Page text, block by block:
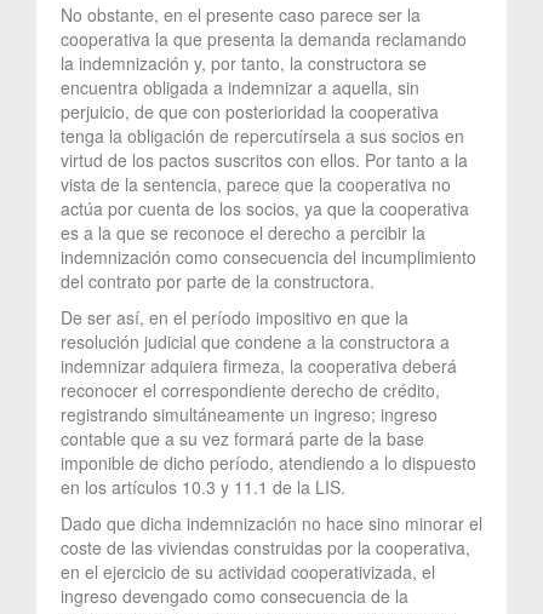
No obstante, en el presente caso parece ser la
cooperativa la que presenta la demanda reclamando
la indemnización y, por tanto, la constructora se
encuentra obligada a indemnizar a aquella, sin
perjuicio, de que con posterioridad la cooperativa
tenga la obligación de repercutírsela a sus socios en
virtud de los pactos suscritos con ellos. Por tanto a la
vista de la sentencia, parece que la cooperativa no
actúa por cuenta de los socios, ya que la cooperativa
es a la que se reconoce el derecho a percibir la
indemnización como consecuencia del incumplimiento
del contrato por parte de la constructora.
De ser así, en el período impositivo en que la
resolución judicial que condene a la constructora a
indemnizar adquiera firmeza, la cooperativa deberá
reconocer el correspondiente derecho de crédito,
registrando simultáneamente un ingreso; ingreso
contable que a su vez formará parte de la base
imponible de dicho período, atendiendo a lo dispuesto
en los artículos 10.3 y 11.1 de la LIS.
Dado que dicha indemnización no hace sino minorar el
coste de las viviendas construidas por la cooperativa,
en el ejercicio de su actividad cooperativizada, el
ingreso devengado como consecuencia de la